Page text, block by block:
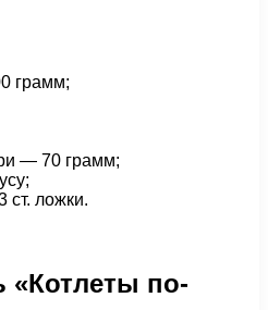
грамм;
— 70 грамм;
ложки.
«Котлеты по-